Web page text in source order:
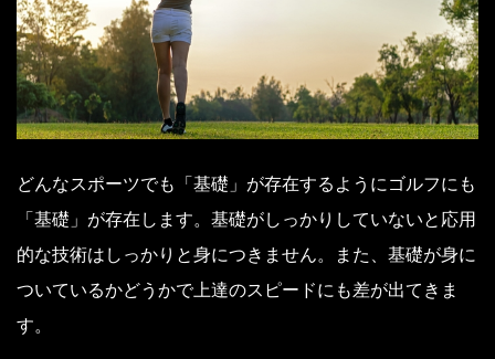
どんなスポーツでも「基礎」が存在するようにゴルフにも
「基礎」が存在します。基礎がしっかりしていないと応用
的な技術はしっかりと身につきません。また、基礎が身に
ついているかどうかで上達のスピードにも差が出てきま
す。